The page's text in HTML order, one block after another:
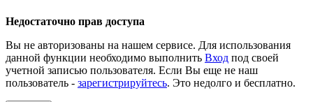
Недостаточно прав доступа
Вы не авторизованы на нашем сервисе. Для использования
данной функции необходимо выполнить Вход под своей
учетной записью пользователя. Если Вы еще не наш
пользователь - зарегистрируйтесь. Это недолго и бесплатно.